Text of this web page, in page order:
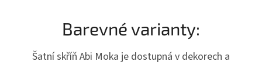
Barevné varianty:
Šatní skříň Abi Moka je dostupná v dekorech a